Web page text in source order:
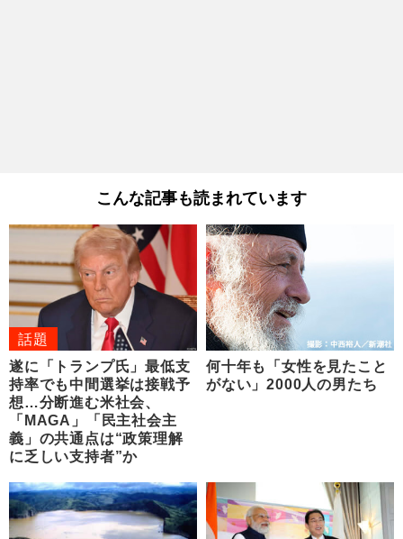
こんな記事も読まれています
話題
遂に「トランプ氏」最低支
持率でも中間選挙は接戦予
想…分断進む米社会、
「MAGA」「民主社会主
義」の共通点は“政策理解
に乏しい支持者”か
何十年も「女性を見たこと
がない」2000人の男たち